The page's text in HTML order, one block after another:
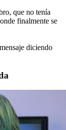
que no tenía
finalmente se
diciendo